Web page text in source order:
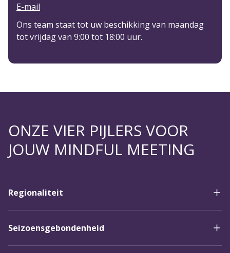
E-mail
Ons team staat tot uw beschikking van maandag
tot vrijdag van 9:00 tot 18:00 uur.
ONZE VIER PIJLERS VOOR
JOUW MINDFUL MEETING
Regionaliteit
Seizoensgebondenheid